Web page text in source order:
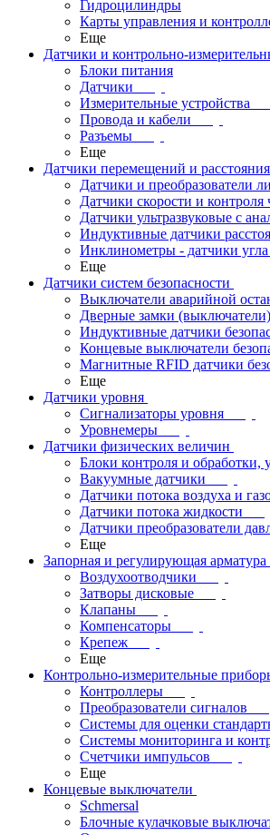
Гидроцилиндры
Карты управления и
Еще
Датчики и контрольно-
Блоки питания
Датчики
Измерительные устройства
Провода и кабели
Разъемы
Еще
Датчики перемещений и расстояния
Датчики и преобразователи
Датчики скорости и
Датчики ультразвуковые с
Индуктивные датчики
Инклинометры - датчики угла
Еще
Датчики систем безопасности
Выключатели аварийной
Дверные замки (выключатели)
Индуктивные датчики
Концевые выключатели
Магнитные RFID датчики
Еще
Датчики уровня
Сигнализаторы уровня
Уровнемеры
Датчики физических величин
Блоки контроля и обработки,
Вакуумные датчики
Датчики потока воздуха и
Датчики потока жидкости
Датчики преобразователи
Еще
Запорная и регулирующая арматура
Воздухоотводчики
Затворы дисковые
Клапаны
Компенсаторы
Крепеж
Еще
Контрольно-измерительные
Контроллеры
Преобразователи сигналов
Системы для оценки
Системы мониторинга и
Счетчики импульсов
Еще
Концевые выключатели
Schmersal
Блочные кулачковые